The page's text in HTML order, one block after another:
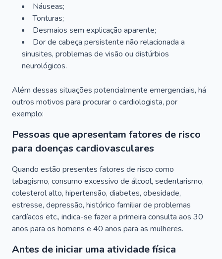
Náuseas;
Tonturas;
Desmaios sem explicação aparente;
Dor de cabeça persistente não relacionada a
sinusites, problemas de visão ou distúrbios
neurológicos.
Além dessas situações potencialmente emergenciais, há
outros motivos para procurar o cardiologista, por
exemplo:
Pessoas que apresentam fatores de risco
para doenças cardiovasculares
Quando estão presentes fatores de risco como
tabagismo, consumo excessivo de álcool, sedentarismo,
colesterol alto, hipertensão, diabetes, obesidade,
estresse, depressão, histórico familiar de problemas
cardíacos etc., indica-se fazer a primeira consulta aos 30
anos para os homens e 40 anos para as mulheres.
Antes de iniciar uma atividade física